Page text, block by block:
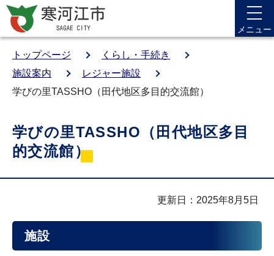
メニュー
トップページ
くらし・手続き
施設案内
レジャー施設
学びの里TASSHO（田代地区多目的交流館）
学びの里TASSHO（田代地区多目
的交流館）
更新日：2025年8月5日
施設